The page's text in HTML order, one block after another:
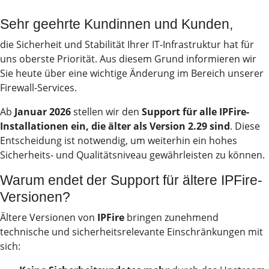
2026
Sehr geehrte Kundinnen und Kunden,
die Sicherheit und Stabilität Ihrer IT-Infrastruktur hat für
uns oberste Priorität. Aus diesem Grund informieren wir
Sie heute über eine wichtige Änderung im Bereich unserer
Firewall-Services.
Ab Januar2026stellen wir den Support für alle IPFire-
Installationen ein, die älter als Version 2.29 sind. Diese
Entscheidung ist notwendig, um weiterhin ein hohes
Sicherheits- und Qualitätsniveau gewährleisten zu können.
Warum endet der Support für ältere IPFire-
Versionen?
Ältere Versionen von IPFire bringen zunehmend
technische und sicherheitsrelevante Einschränkungen mit
sich: